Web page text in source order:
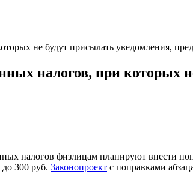
не будут присылать уведомления,
налогов, при которых
налогов физлицам планируют внести
300 руб. Законопроект с поправками